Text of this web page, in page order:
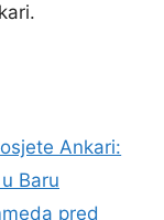
Ankari:
Baru
pred